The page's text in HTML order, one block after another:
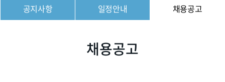
공지사항 일정안내 채용공고
채용공고